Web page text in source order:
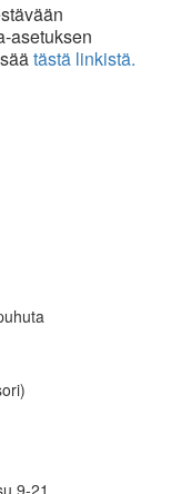
asetuksen
tästä linkistä.
9-21